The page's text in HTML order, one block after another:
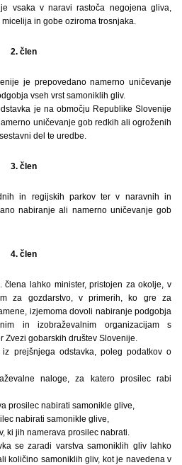
vsaka v naravi rastoča negojena gliva,
in gobe oziroma trosnjaka.
2. člen
je prepovedano namerno uničevanje
vseh vrst samoniklih gliv.
je na območju Republike Slovenije
uničevanje gob redkih ali ogroženih
del te uredbe.
3. člen
in regijskih parkov ter v naravnih in
nabiranje ali namerno uničevanje gob
4. člen
lahko minister, pristojen za okolje, v
za gozdarstvo, v primerih, ko gre za
izjemoma dovoli nabiranje podgobja
in izobraževalnim organizacijam s
gobarskih društev Slovenije.
prejšnjega odstavka, poleg podatkov o
naloge, za katero prosilec rabi
prosilec nabirati samonikle glive,
nabirati samonikle glive,
ki jih namerava prosilec nabrati.
se zaradi varstva samoniklih gliv lahko
količino samoniklih gliv, kot je navedena v